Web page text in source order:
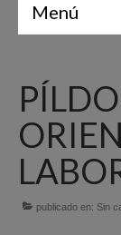
Menú
Quiénes
Programación
Proyectos
publicado en: Sin